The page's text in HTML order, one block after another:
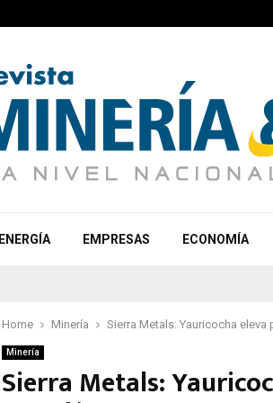
ENERGÍA EMPRESAS ECONOMÍA
Home Minería Sierra Metals: Yauricocha
Minería
Sierra Metals: